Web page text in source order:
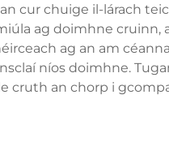
cur chuige il-lárach
ag doimhne cruinn,
ag an am
níos doimhne.
an chorp i